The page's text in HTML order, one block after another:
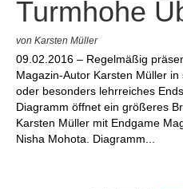
Turmhohe
von Karsten Müller
09.02.2016 – Regelmäßig
Magazin-Autor Karsten Müller
oder besonders lehrreiches
Diagramm öffnet ein größeres
Karsten Müller mit Endgame
Nisha Mohota. Diagramm...